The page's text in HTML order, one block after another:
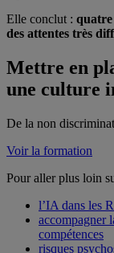
Elle conclut : quatre
des attentes très
Mettre en
une culture
De la non
Voir la formation
Pour aller plus loin
l’IA dans les
accompagner
compétences
risques